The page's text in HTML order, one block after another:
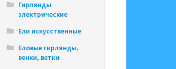
Гирлянды
электрические
Ели искусственные
Еловые гирлянды,
венки, ветки